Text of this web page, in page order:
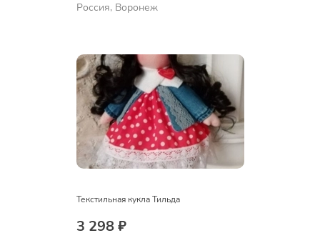
Россия, Воронеж
Текстильная кукла Тильда
3 298 ₽